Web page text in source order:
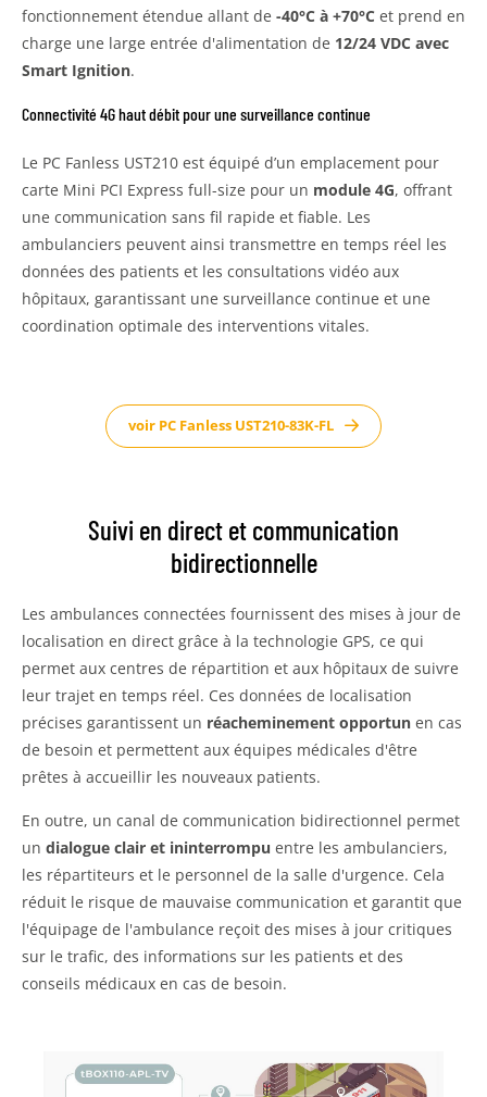
fonctionnement étendue allant de -40°C à +70°C et prend en
charge une large entrée d'alimentation de 12/24 VDC avec
Smart Ignition.
Connectivité 4G haut débit pour une surveillance continue
Le PC Fanless UST210 est équipé d’un emplacement pour
carte Mini PCI Express full-size pour un module 4G, offrant
une communication sans fil rapide et fiable. Les
ambulanciers peuvent ainsi transmettre en temps réel les
données des patients et les consultations vidéo aux
hôpitaux, garantissant une surveillance continue et une
coordination optimale des interventions vitales.
voir PC Fanless UST210-83K-FL
Suivi en direct et communication
bidirectionnelle
Les ambulances connectées fournissent des mises à jour de
localisation en direct grâce à la technologie GPS, ce qui
permet aux centres de répartition et aux hôpitaux de suivre
leur trajet en temps réel. Ces données de localisation
précises garantissent un réacheminement opportun en cas
de besoin et permettent aux équipes médicales d'être
prêtes à accueillir les nouveaux patients.
En outre, un canal de communication bidirectionnel permet
un dialogue clair et ininterrompu entre les ambulanciers,
les répartiteurs et le personnel de la salle d'urgence. Cela
réduit le risque de mauvaise communication et garantit que
l'équipage de l'ambulance reçoit des mises à jour critiques
sur le trafic, des informations sur les patients et des
conseils médicaux en cas de besoin.